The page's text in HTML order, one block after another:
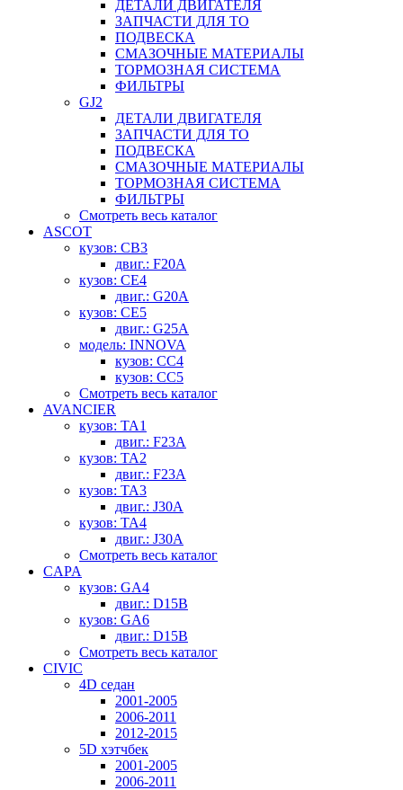
ДЕТАЛИ ДВИГАТЕЛЯ
ЗАПЧАСТИ ДЛЯ ТО
ПОДВЕСКА
СМАЗОЧНЫЕ МАТЕРИАЛЫ
ТОРМОЗНАЯ СИСТЕМА
ФИЛЬТРЫ
GJ2
ДЕТАЛИ ДВИГАТЕЛЯ
ЗАПЧАСТИ ДЛЯ ТО
ПОДВЕСКА
СМАЗОЧНЫЕ МАТЕРИАЛЫ
ТОРМОЗНАЯ СИСТЕМА
ФИЛЬТРЫ
Смотреть весь каталог
ASCOT
кузов: CB3
двиг.: F20A
кузов: CE4
двиг.: G20A
кузов: CE5
двиг.: G25A
модель: INNOVA
кузов: CC4
кузов: CC5
Смотреть весь каталог
AVANCIER
кузов: TA1
двиг.: F23A
кузов: TA2
двиг.: F23A
кузов: TA3
двиг.: J30A
кузов: TA4
двиг.: J30A
Смотреть весь каталог
CAPA
кузов: GA4
двиг.: D15B
кузов: GA6
двиг.: D15B
Смотреть весь каталог
CIVIC
4D седан
2001-2005
2006-2011
2012-2015
5D хэтчбек
2001-2005
2006-2011